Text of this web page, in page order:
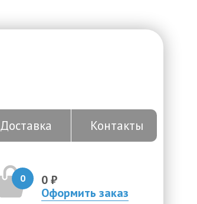
Доставка Контакты
0
0 ₽
Оформить заказ